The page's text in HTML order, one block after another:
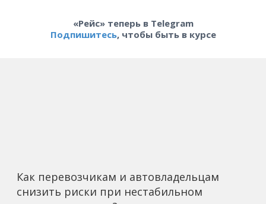
«Рейс» теперь в Telegram
Подпишитесь, чтобы быть в курсе
Как перевозчикам и автовладельцам
снизить риски при нестабильном